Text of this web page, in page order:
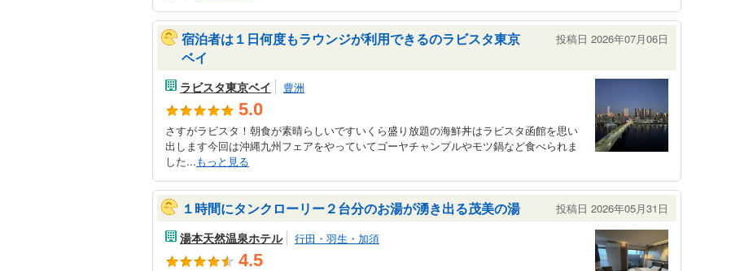
宿泊者は１日何度もラウンジが利用できるのラビスタ東京
ベイ
投稿日 2026年07月06日
ラビスタ東京ベイ 豊洲
5.0
さすがラビスタ！朝食が素晴らしいですいくら盛り放題の海鮮丼はラビスタ函館を思い
出します今回は沖縄九州フェアをやっていてゴーヤチャンプルやモツ鍋など食べられま
した...もっと見る
１時間にタンクローリー２台分のお湯が湧き出る茂美の湯 投稿日 2026年05月31日
湯本天然温泉ホテル 行田・羽生・加須
4.5